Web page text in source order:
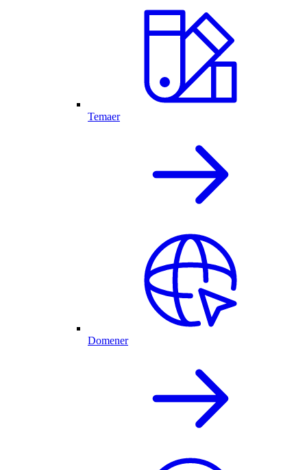
Temaer
Domener